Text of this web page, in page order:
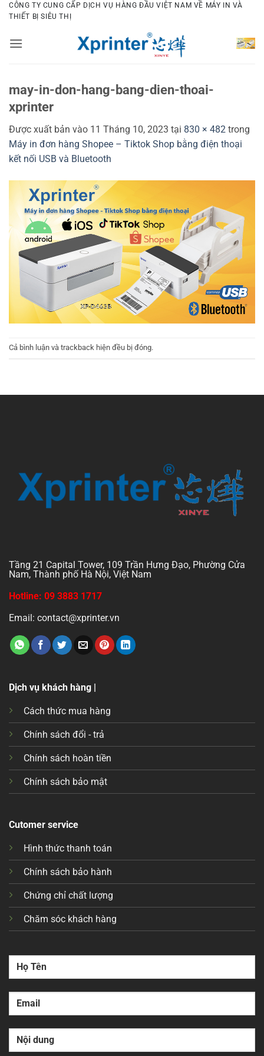
Bỏ
qua
dung
CÔNG TY CUNG CẤP DỊCH VỤ HÀNG ĐẦU VIỆT NAM VỀ MÁY IN VÀ
THIẾT BỊ SIÊU THỊ
may-in-don-hang-bang-dien-thoai-
xprinter
Được xuất bản vào 11 Tháng 10, 2023 tại 830 × 482 trong
Máy in đơn hàng Shopee – Tiktok Shop bằng điện thoại
kết nối USB và Bluetooth
Cả bình luận và trackback hiện đều bị đóng.
Tầng 21 Capital Tower, 109 Trần Hưng Đạo, Phường Cửa
Nam, Thành phố Hà Nội, Việt Nam
Hotline: 09 3883 1717
Email: contact@xprinter.vn
Dịch vụ khách hàng |
Cách thức mua hàng
Chính sách đổi - trả
Chính sách hoàn tiền
Chính sách bảo mật
Cutomer service
Hình thức thanh toán
Chính sách bảo hành
Chứng chỉ chất lượng
Chăm sóc khách hàng